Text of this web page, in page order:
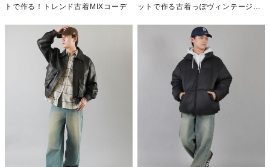
トで作る！トレンド古着MIXコーデ
ットで作る古着っぽヴィンテージラ